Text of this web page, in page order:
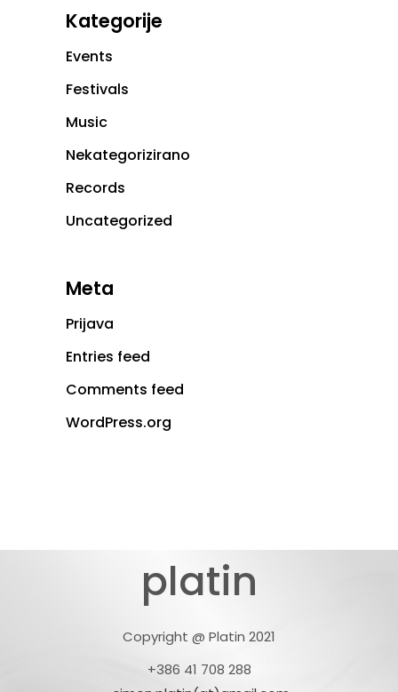
Kategorije
Events
Festivals
Music
Nekategorizirano
Records
Uncategorized
Meta
Prijava
Entries feed
Comments feed
WordPress.org
platin
Copyright @ Platin 2021
+386 41 708 288